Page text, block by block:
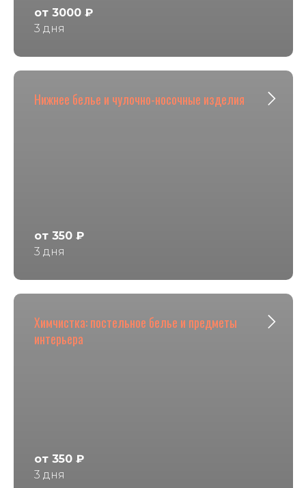
от 3000 ₽
3 дня
Нижнее белье и чулочно-носочные изделия
от 350 ₽
3 дня
Химчистка: постельное белье и предметы
интерьера
от 350 ₽
3 дня